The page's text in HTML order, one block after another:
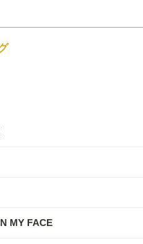
MY FACE